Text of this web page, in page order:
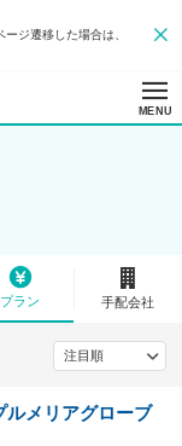
ジ遷移した場合は、
MENU
プラン 手配会社
メリアグローブ